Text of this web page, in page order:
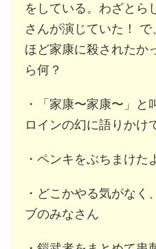
をしている。わざとら
さんが演じていた！
ほど家康に殺されたか
ら何？
・「家康〜家康〜」と
ロインの幻に語りかけ
・ペンキをぶちまけた
・どこかやる気がなく
ブのみなさん